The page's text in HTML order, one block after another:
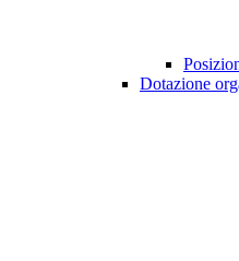
Dotazione